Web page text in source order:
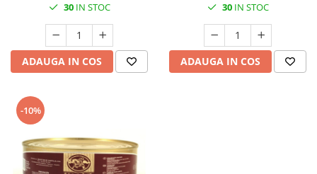
30IN STOC
ADAUGA IN COS
30IN STOC
ADAUGA IN COS
-10%